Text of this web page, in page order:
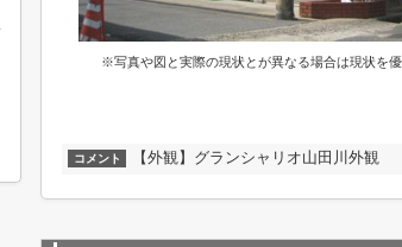
※写真や図と実際の現状とが異なる場合は現状を
コメント 【外観】グランシャリオ山田川外観